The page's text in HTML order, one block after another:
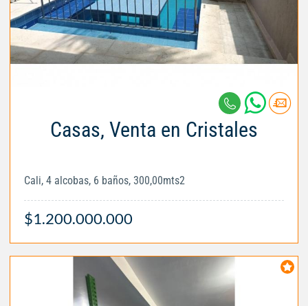
Casas, Venta en Cristales
Cali, 4 alcobas, 6 baños, 300,00mts2
$1.200.000.000